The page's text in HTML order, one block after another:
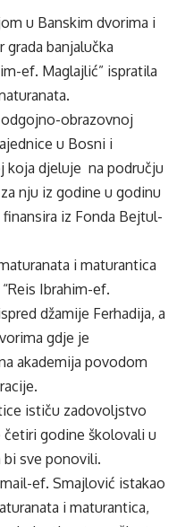
u Banskim dvorima i
banjalučka
ef. Maglajlić” ispratila
obrazovnoj
u Bosni i
koja djeluje na području
nju iz godine u godinu
iz Fonda Bejtul-
i maturantica
Ibrahim-ef.
džamije Ferhadija, a
gdje je
akademija povodom
ističu zadovoljstvo
godine školovali u
bi sve ponovili.
ef. Smajlović istakao
i maturantica,